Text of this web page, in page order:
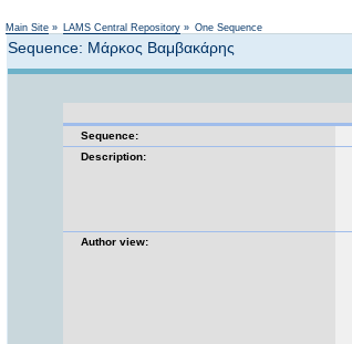
Main Site » LAMS Central Repository » One Sequence
Sequence: Μάρκος Βαμβακάρης
Sequence:
Description:
Author view: